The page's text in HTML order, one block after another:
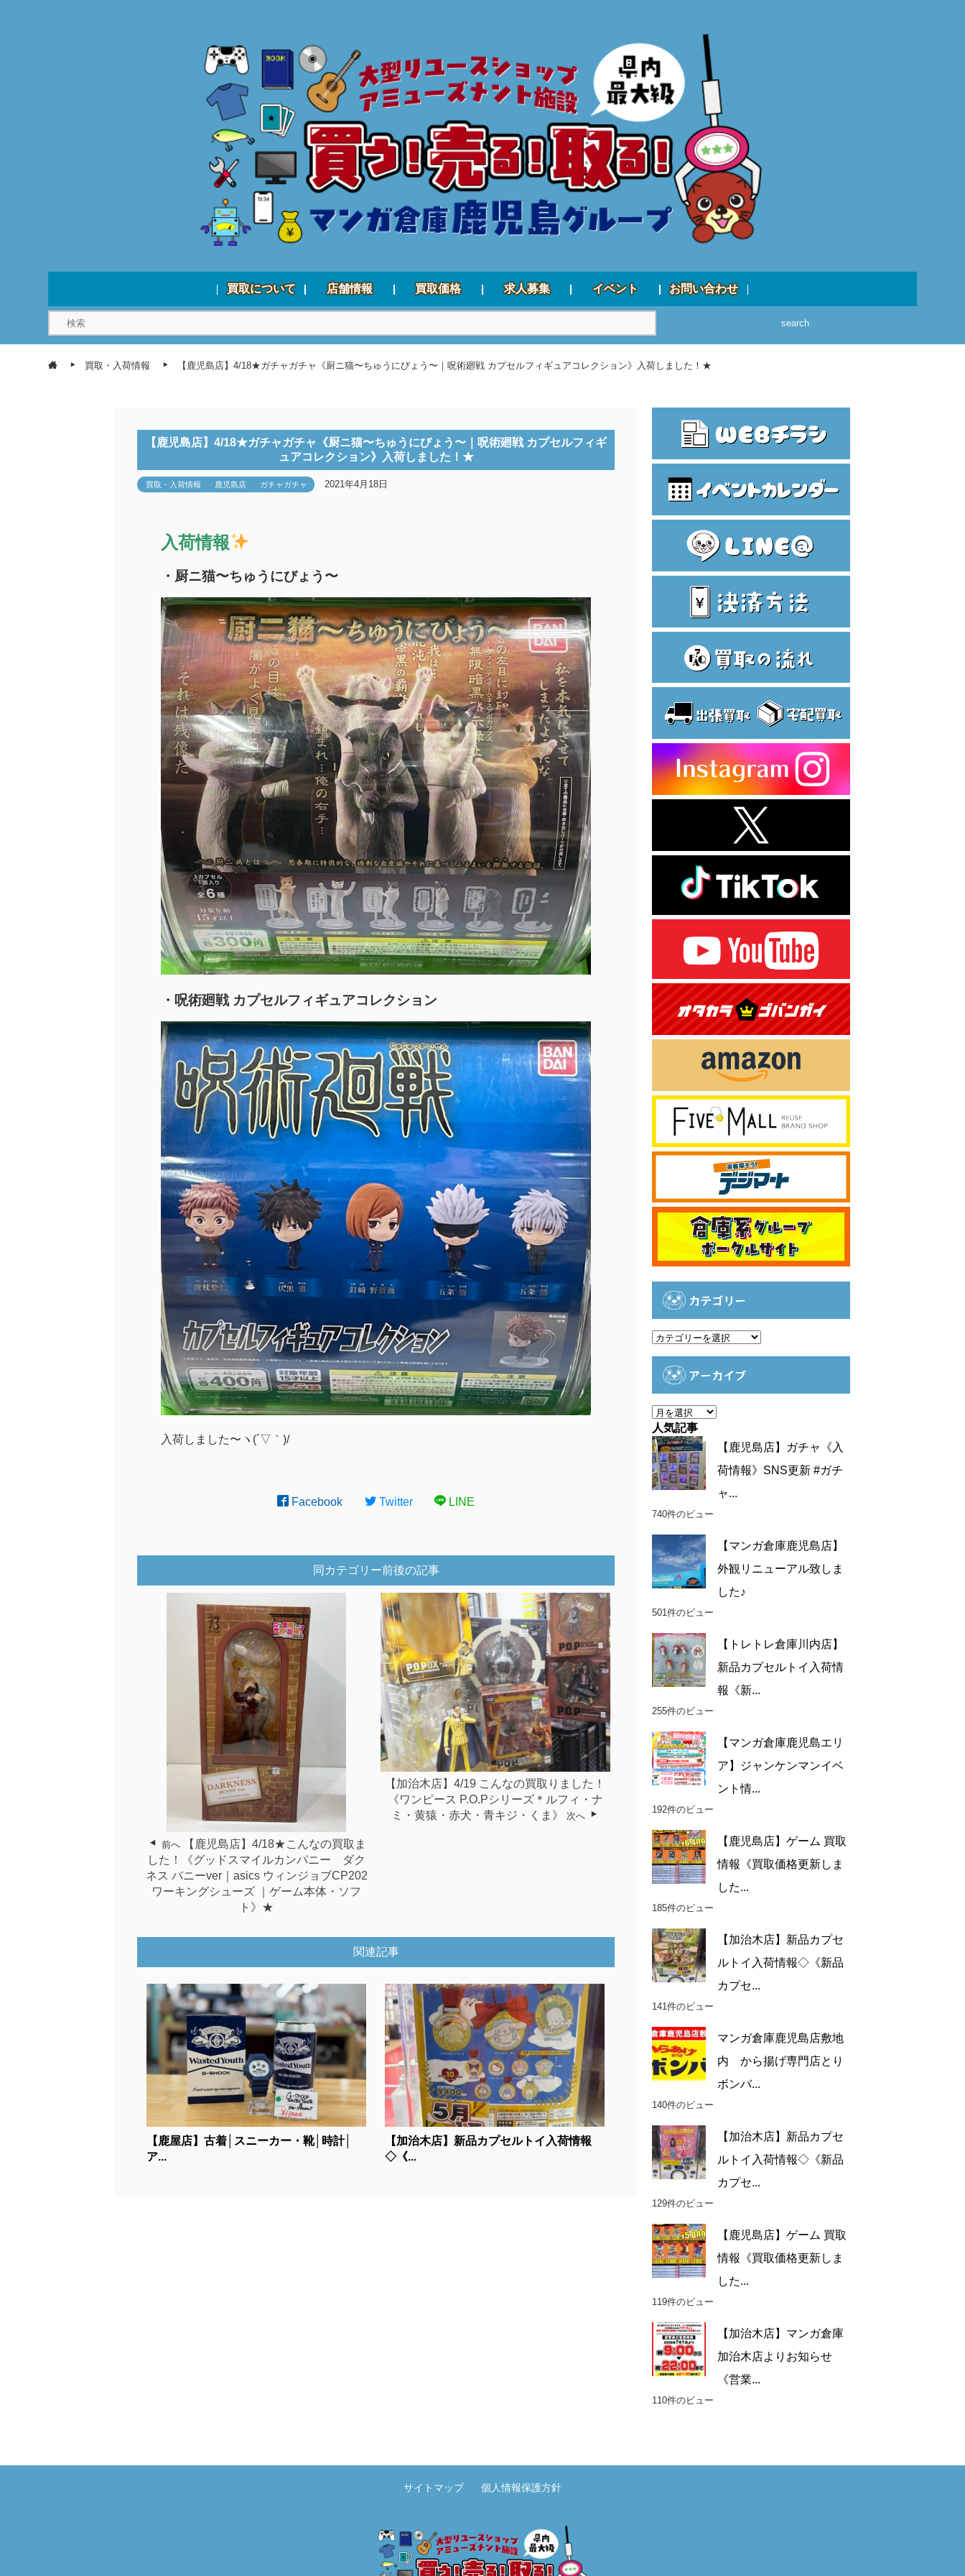
買取について 店舗情報 買取価格 求人募集 イベント お問い合わせ
search
買取・入荷情報 【鹿児島店】4/18★ガチャガチャ《厨ニ猫〜ちゅうにびょう〜｜呪術廻戦 カプセルフィギュアコレクション》入荷しました！★
【鹿児島店】4/18★ガチャガチャ《厨ニ猫〜ちゅうにびょう〜｜呪術廻戦 カプセルフィギ
ュアコレクション》入荷しました！★
買取・入荷情報 鹿児島店 ガチャガチャ 2021年4月18日
入荷情報
・厨ニ猫〜ちゅうにびょう〜
・呪術廻戦 カプセルフィギュアコレクション
入荷しました〜ヽ(´▽｀)/
Facebook Twitter LINE
同カテゴリー前後の記事
前へ
【鹿児島店】4/18★こんなの買取ま
した！《グッドスマイルカンパニー ダク
ネス バニーver｜asics ウィンジョブCP202
ワーキングシューズ ｜ゲーム本体・ソフ
ト》★
【加治木店】4/19 こんなの買取りました！
《ワンピース P.O.Pシリーズ＊ルフィ・ナ
ミ・黄猿・赤犬・青キジ・くま》
次へ
関連記事
【鹿屋店】古着│スニーカー・靴│時計│
ア...
【加治木店】新品カプセルトイ入荷情報
◇《...
カテゴリー
カ
アーカイブ
ア
ー
カ
イ
ブ
人気記事
【鹿児島店】ガチャ《入
荷情報》SNS更新 #ガチ
ャ...
740件のビュー
【マンガ倉庫鹿児島店】
外観リニューアル致しま
した♪
501件のビュー
【トレトレ倉庫川内店】
新品カプセルトイ入荷情
報《新...
255件のビュー
【マンガ倉庫鹿児島エリ
ア】ジャンケンマンイベ
ント情...
192件のビュー
【鹿児島店】ゲーム 買取
情報《買取価格更新しま
した...
185件のビュー
【加治木店】新品カプセ
ルトイ入荷情報◇《新品
カプセ...
141件のビュー
マンガ倉庫鹿児島店敷地
内 から揚げ専門店とり
ボンバ...
140件のビュー
【加治木店】新品カプセ
ルトイ入荷情報◇《新品
カプセ...
129件のビュー
【鹿児島店】ゲーム 買取
情報《買取価格更新しま
した...
119件のビュー
【加治木店】マンガ倉庫
加治木店よりお知らせ
《営業...
110件のビュー
サイトマップ 個人情報保護方針